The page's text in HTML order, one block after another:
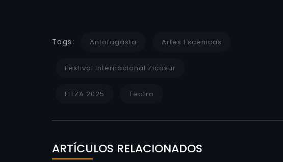
Tags: Antofagasta Artes Escenicas
Festival Internacional Zicosur
FITZA 2025 Teatro
ARTÍCULOS RELACIONADOS